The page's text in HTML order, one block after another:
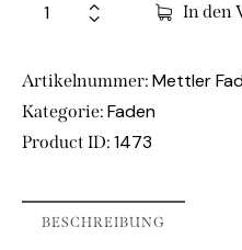
In den
Artikelnummer: Mettler
Kategorie: Faden
Product ID: 1473
BESCHREIBUNG